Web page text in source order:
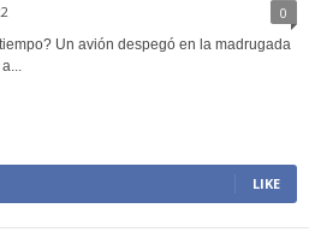
0
Un avión despegó en la madrugada
LIKE